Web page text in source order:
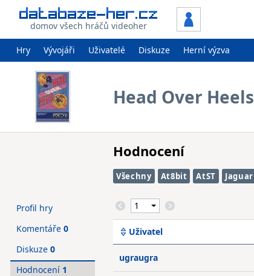
domov všech hráčů videoher
Hry Vývojáři Uživatelé Diskuze Herní výzva
Head Over Heels
Hodnocení
Všechny At8bit AtST Jaguar
Uživatel
ugraugra
Profil hry
Komentáře 0
Diskuze 0
Hodnocení 1